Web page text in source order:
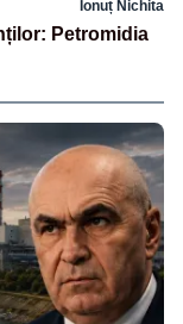
Ionuț Nichita
Petromidia